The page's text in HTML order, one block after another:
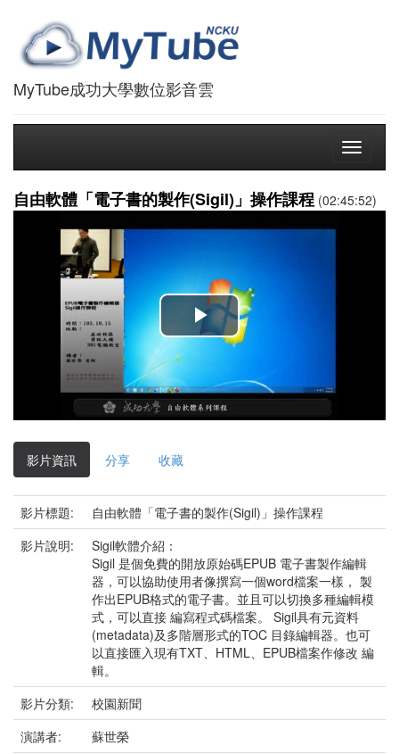
MyTube成功大學數位影音雲
Toggle
自由軟體「電子書的製作(Sigil)」操作課程 (02:45:52)
播
放
影
影片資訊 分享 收藏
影片標題:
自由軟體「電子書的製作(Sigil)」操作課程
影片說明:
Sigil軟體介紹：
Sigil 是個免費的開放原始碼EPUB 電子書製作編輯
器，可以協助使用者像撰寫一個word檔案一樣， 製
作出EPUB格式的電子書。並且可以切換多種編輯模
式，可以直接 編寫程式碼檔案。 Sigil具有元資料
(metadata)及多階層形式的TOC 目錄編輯器。也可
以直接匯入現有TXT、HTML、EPUB檔案作修改 編
輯。
影片分類:
校園新聞
演講者:
蘇世榮